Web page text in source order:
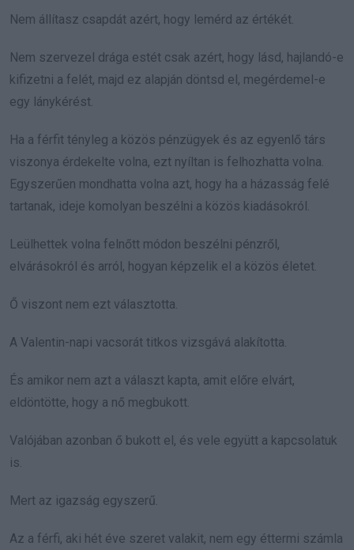
Nem állítasz csapdát azért, hogy lemérd az értékét.
Nem szervezel drága estét csak azért, hogy lásd, hajlandó-e
kifizetni a felét, majd ez alapján döntsd el, megérdemel-e
egy lánykérést.
Ha a férfit tényleg a közös pénzügyek és az egyenlő társ
viszonya érdekelte volna, ezt nyíltan is felhozhatta volna.
Egyszerűen mondhatta volna azt, hogy ha a házasság felé
tartanak, ideje komolyan beszélni a közös kiadásokról.
Leülhettek volna felnőtt módon beszélni pénzről,
elvárásokról és arról, hogyan képzelik el a közös életet.
Ő viszont nem ezt választotta.
A Valentin-napi vacsorát titkos vizsgává alakította.
És amikor nem azt a választ kapta, amit előre elvárt,
eldöntötte, hogy a nő megbukott.
Valójában azonban ő bukott el, és vele együtt a kapcsolatuk
is.
Mert az igazság egyszerű.
Az a férfi, aki hét éve szeret valakit, nem egy éttermi számla